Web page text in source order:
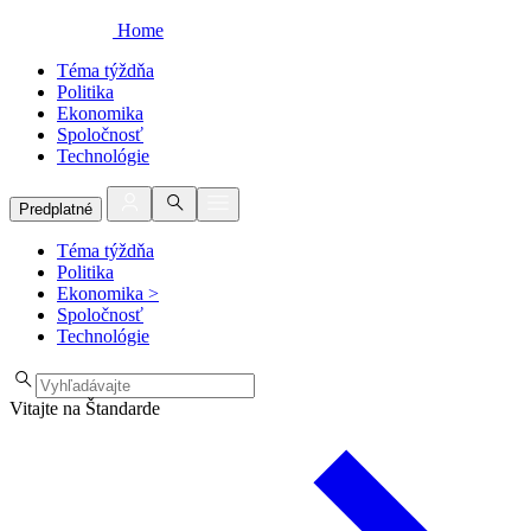
Home
Téma týždňa
Politika
Ekonomika
Spoločnosť
Technológie
Predplatné
Téma týždňa
Politika
Ekonomika >
Spoločnosť
Technológie
Vitajte na Štandarde